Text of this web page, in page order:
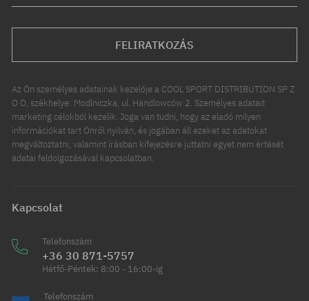
FELIRATKOZÁS
Az Ön személyes adatainak kezelője a COOL SPORT DISTRIBUTION SP Z
O O, székhelye: Modlniczka, ul. Handlowców 2. Személyes adatait
marketing célokból kezelik. Joga van tudni, hogy az eladó milyen
információkat tart Önről nyilván, és jogában áll ezeket az adatokat
megváltoztatni, valamint írásban kifejezésre juttatni egyet nem értését
adatai feldolgozásával kapcsolatban.
Kapcsolat
Telefonszám
+36 30 871-5757
Hétfő-Péntek: 8:00 - 16:00-ig
Telefonszám